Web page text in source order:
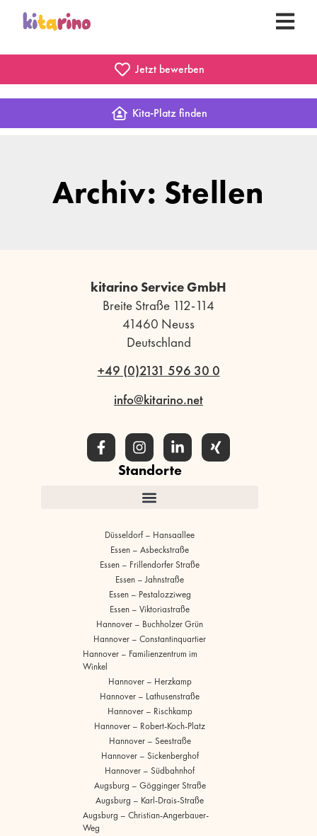
Jetzt bewerben
Kita-Platz finden
Archiv: Stellen
kitarino Service GmbH
Breite Straße 112-114
41460 Neuss
Deutschland
+49 (0)2131 596 30 0
info@kitarino.net
Standorte
Düsseldorf – Hansaallee
Essen – Asbeckstraße
Essen – Frillendorfer Straße
Essen – Jahnstraße
Essen – Pestalozziweg
Essen – Viktoriastraße
Hannover – Buchholzer Grün
Hannover – Constantinquartier
Hannover – Familienzentrum im
Winkel
Hannover – Herzkamp
Hannover – Lathusenstraße
Hannover – Rischkamp
Hannover – Robert-Koch-Platz
Hannover – Seestraße
Hannover – Sickenberghof
Hannover – Südbahnhof
Augsburg – Gögginger Straße
Augsburg – Karl-Drais-Straße
Augsburg – Christian-Angerbauer-
Weg